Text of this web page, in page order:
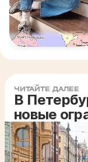
ЧИТАЙТЕ ДАЛЕЕ
В
новые